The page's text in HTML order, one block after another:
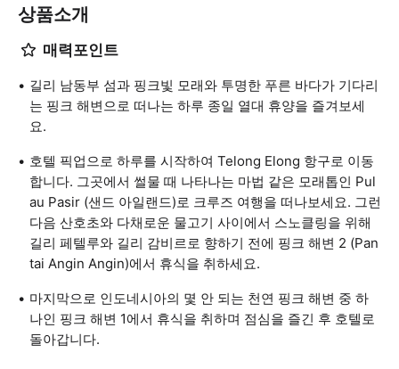
상품소개
매력포인트
길리 남동부 섬과 핑크빛 모래와 투명한 푸른 바다가 기다리
는 핑크 해변으로 떠나는 하루 종일 열대 휴양을 즐겨보세
요.
호텔 픽업으로 하루를 시작하여 Telong Elong 항구로 이동
합니다. 그곳에서 썰물 때 나타나는 마법 같은 모래톱인 Pul
au Pasir (샌드 아일랜드)로 크루즈 여행을 떠나보세요. 그런
다음 산호초와 다채로운 물고기 사이에서 스노클링을 위해
길리 페텔루와 길리 감비르로 향하기 전에 핑크 해변 2 (Pan
tai Angin Angin)에서 휴식을 취하세요.
마지막으로 인도네시아의 몇 안 되는 천연 핑크 해변 중 하
나인 핑크 해변 1에서 휴식을 취하며 점심을 즐긴 후 호텔로
돌아갑니다.